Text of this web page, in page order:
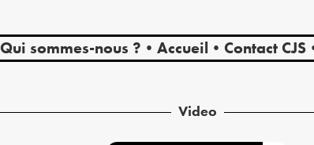
Qui sommes-nous ? Accueil Contact CJS
Video